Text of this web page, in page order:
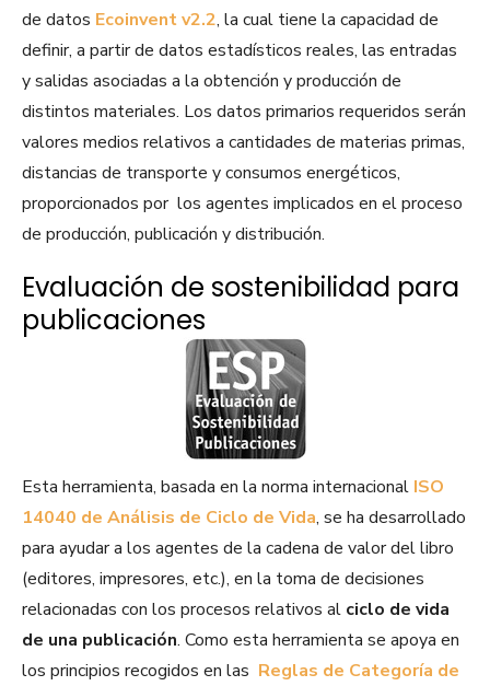
de datos Ecoinvent v2.2, la cual tiene la capacidad de
definir, a partir de datos estadísticos reales, las entradas
y salidas asociadas a la obtención y producción de
distintos materiales. Los datos primarios requeridos serán
valores medios relativos a cantidades de materias primas,
distancias de transporte y consumos energéticos,
proporcionados por los agentes implicados en el proceso
de producción, publicación y distribución.
Evaluación de sostenibilidad para
publicaciones
Esta herramienta, basada en la norma internacional ISO
14040 de Análisis de Ciclo de Vida, se ha desarrollado
para ayudar a los agentes de la cadena de valor del libro
(editores, impresores, etc.), en la toma de decisiones
relacionadas con los procesos relativos al ciclo de vida
de una publicación. Como esta herramienta se apoya en
los principios recogidos en las Reglas de Categoría de